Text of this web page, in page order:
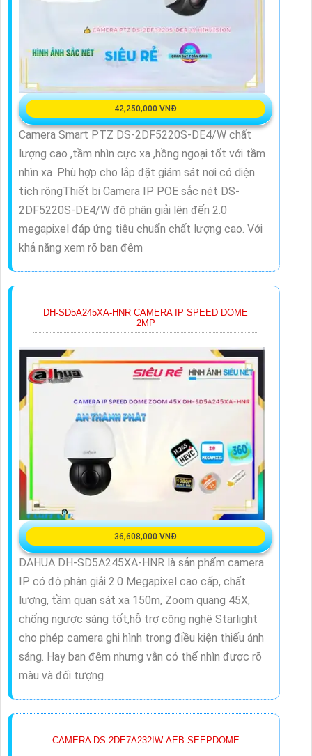
42,250,000 VNĐ
Camera Smart PTZ DS-2DF5220S-DE4/W chất
lượng cao ,tầm nhìn cực xa ,hồng ngoại tốt với tầm
nhìn xa .Phù hợp cho lắp đặt giám sát nơi có diện
tích rộngThiết bị Camera IP POE sắc nét DS-
2DF5220S-DE4/W độ phân giải lên đến 2.0
megapixel đáp ứng tiêu chuẩn chất lượng cao. Với
khả năng xem rõ ban đêm
DH-SD5A245XA-HNR CAMERA IP SPEED DOME
2MP
36,608,000 VNĐ
DAHUA DH-SD5A245XA-HNR là sản phẩm camera
IP có độ phân giải 2.0 Megapixel cao cấp, chất
lượng, tầm quan sát xa 150m, Zoom quang 45X,
chống ngược sáng tốt,hỗ trợ công nghệ Starlight
cho phép camera ghi hình trong điều kiện thiếu ánh
sáng. Hay ban đêm nhưng vẫn có thể nhìn được rõ
màu và đối tượng
CAMERA DS-2DE7A232IW-AEB SEEPDOME